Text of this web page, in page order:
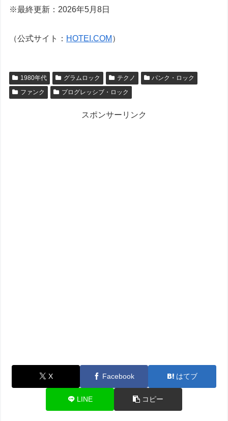
※最終更新：2026年5月8日
（公式サイト： HOTEI.COM ）
1980年代 グラムロック テクノ
パンク・ロック
ファンク
プログレッシブ・ロック
スポンサーリンク
X Facebook はてブ
LINE コピー